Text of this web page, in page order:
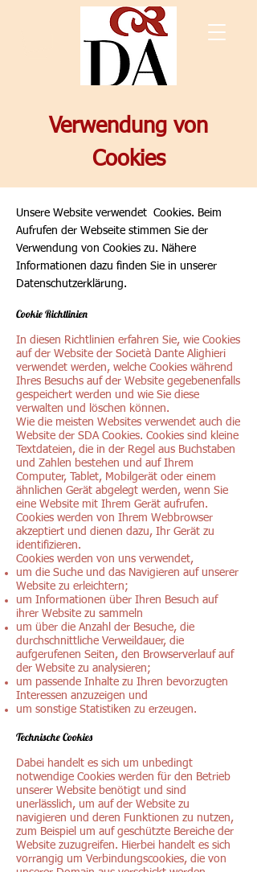
Verwendung von
Cookies
Unsere Website verwendet Cookies. Beim
Aufrufen der Webseite stimmen Sie der
Verwendung von Cookies zu. Nähere
Informationen dazu finden Sie in unserer
Datenschutzerklärung.
Cookie Richtlinien
In diesen Richtlinien erfahren Sie, wie Cookies
auf der Website der Società Dante Alighieri
verwendet werden, welche Cookies während
Ihres Besuchs auf der Website gegebenenfalls
gespeichert werden und wie Sie diese
verwalten und löschen können.
Wie die meisten Websites verwendet auch die
Website der SDA Cookies. Cookies sind kleine
Textdateien, die in der Regel aus Buchstaben
und Zahlen bestehen und auf Ihrem
Computer, Tablet, Mobilgerät oder einem
ähnlichen Gerät abgelegt werden, wenn Sie
eine Website mit Ihrem Gerät aufrufen.
Cookies werden von Ihrem Webbrowser
akzeptiert und dienen dazu, Ihr Gerät zu
identifizieren.
Cookies werden von uns verwendet,
um die Suche und das Navigieren auf unserer
Website zu erleichtern;
um Informationen über Ihren Besuch auf
ihrer Website zu sammeln
um über die Anzahl der Besuche, die
durchschnittliche Verweildauer, die
aufgerufenen Seiten, den Browserverlauf auf
der Website zu analysieren;
um passende Inhalte zu Ihren bevorzugten
Interessen anzuzeigen und
um sonstige Statistiken zu erzeugen.
Technische Cookies
Dabei handelt es sich um unbedingt
notwendige Cookies werden für den Betrieb
unserer Website benötigt und sind
unerlässlich, um auf der Website zu
navigieren und deren Funktionen zu nutzen,
zum Beispiel um auf geschützte Bereiche der
Website zuzugreifen. Hierbei handelt es sich
vorrangig um Verbindungscookies, die von